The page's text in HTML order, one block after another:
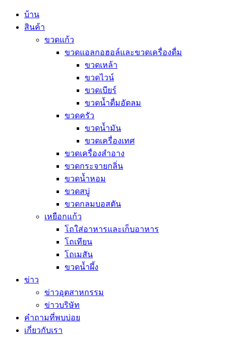
บ้าน
สินค้า
ขวดแก้ว
ขวดแอลกอฮอล์และขวดเครื่องดื่ม
ขวดเหล้า
ขวดไวน์
ขวดเบียร์
ขวดน้ำดื่มอัดลม
ขวดครัว
ขวดน้ำมัน
ขวดเครื่องเทศ
ขวดเครื่องสำอาง
ขวดกระจายกลิ่น
ขวดน้ำหอม
ขวดสบู่
ขวดกลมบอสตัน
เหยือกแก้ว
โถใส่อาหารและเก็บอาหาร
โถเทียน
โถเมสัน
ขวดน้ำผึ้ง
ข่าว
ข่าวอุตสาหกรรม
ข่าวบริษัท
คำถามที่พบบ่อย
เกี่ยวกับเรา